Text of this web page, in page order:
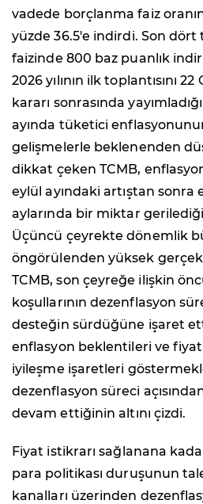
vadede borçlanma faiz
yüzde 36.5'e indirdi. Son
faizinde 800 baz puanlık
2026 yılının ilk toplantısını
kararı sonrasında
ayında tüketici
gelişmelerle beklenenden
dikkat çeken TCMB,
eylül ayındaki artıştan sonra
aylarında bir miktar
Üçüncü çeyrekte dönemlik
öngörülenden yüksek
TCMB, son çeyreğe ilişkin
koşullarının dezenflasyon
desteğin sürdüğüne işaret
enflasyon beklentileri ve
iyileşme işaretleri
dezenflasyon süreci
devam ettiğinin altını çizdi.
Fiyat istikrarı sağlanana
para politikası duruşunun
kanalları üzerinden